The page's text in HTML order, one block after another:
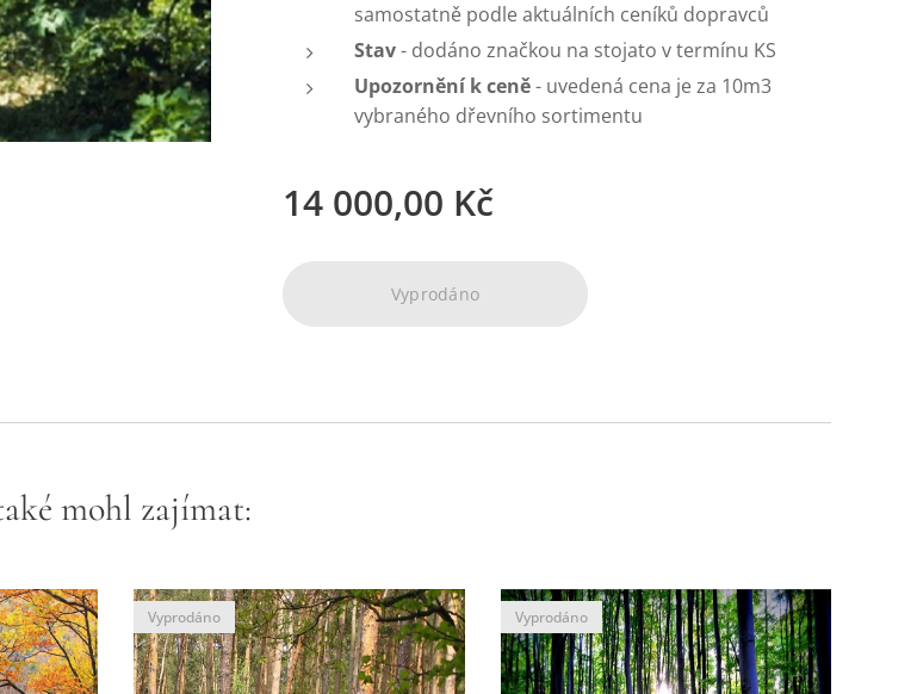
samostatně podle aktuálních ceníků dopravců
Stav- dodáno značkou na stojato v termínu KS
Upozornění k ceně- uvedená cena je za 10m3
vybraného dřevního sortimentu
14 000,00 Kč
Vyprodáno
mohl zajímat:
Vyprodáno Vyprodáno